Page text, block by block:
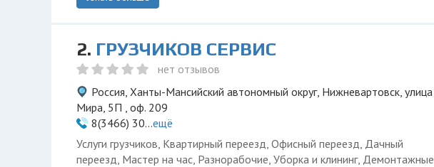
2. ГРУЗЧИКОВ СЕРВИС
нет отзывов
Россия, Ханты-Мансийский автономный округ, Нижневартовск, улица
Мира, 5П , оф. 209
8(3466) 30...ещё
Услуги грузчиков, Квартирный переезд, Офисный переезд, Дачный
переезд, Мастер на час, Разнорабочие, Уборка и клининг, Демонтажные